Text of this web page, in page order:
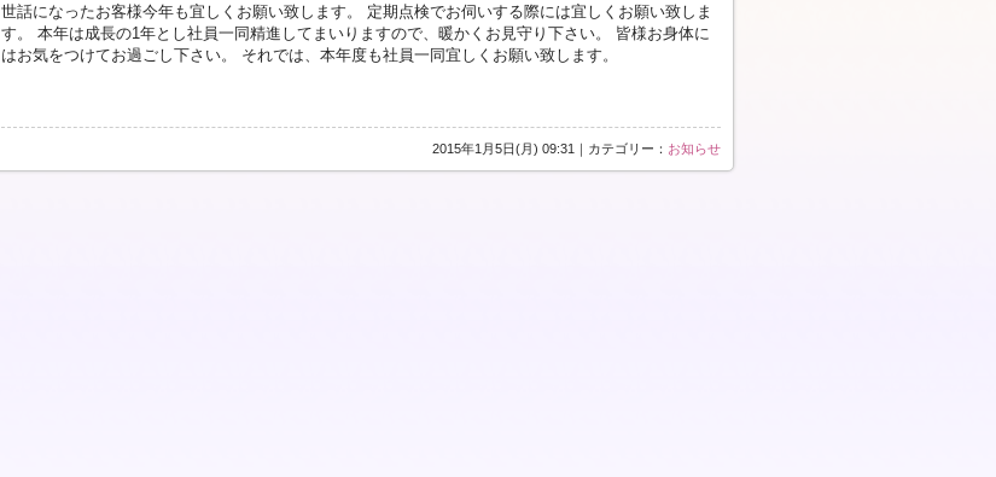
世話になったお客様今年も宜しくお願い致します。 定期点検でお伺いする際には宜しくお願い致しま
す。 本年は成長の1年とし社員一同精進してまいりますので、暖かくお見守り下さい。 皆様お身体に
はお気をつけてお過ごし下さい。 それでは、本年度も社員一同宜しくお願い致します。
2015年1月5日(月) 09:31｜カテゴリー： お知らせ